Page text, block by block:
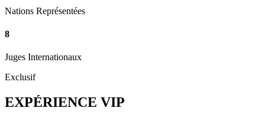
Nations Représentées
8
Juges Internationaux
Exclusif
EXPÉRIENCE VIP